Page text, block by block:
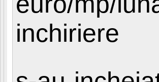
inchiriere